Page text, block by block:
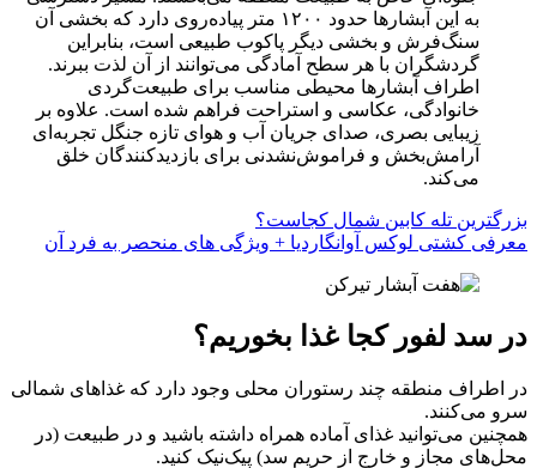
به این آبشارها حدود ۱۲۰۰ متر پیاده‌روی دارد که بخشی آن
سنگ‌فرش و بخشی دیگر پاکوب طبیعی است، بنابراین
گردشگران با هر سطح آمادگی می‌توانند از آن لذت ببرند.
اطراف آبشارها محیطی مناسب برای طبیعت‌گردی
خانوادگی، عکاسی و استراحت فراهم شده است. علاوه بر
زیبایی بصری، صدای جریان آب و هوای تازه جنگل تجربه‌ای
آرامش‌بخش و فراموش‌نشدنی برای بازدیدکنندگان خلق
می‌کند.
بزرگترین تله کابین شمال کجاست؟
معرفی کشتی لوکس آوانگاردیا + ویژگی‌ های منحصر به فرد آن
در سد لفور کجا غذا بخوریم؟
در اطراف منطقه چند رستوران محلی وجود دارد که غذاهای شمالی
سرو می‌کنند.
همچنین می‌توانید غذای آماده همراه داشته باشید و در طبیعت (در
محل‌های مجاز و خارج از حریم سد) پیک‌نیک کنید.